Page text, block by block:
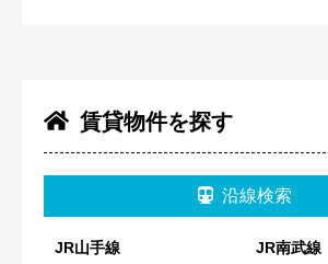
賃貸物件を探す
沿線検索
JR山手線 JR南武線